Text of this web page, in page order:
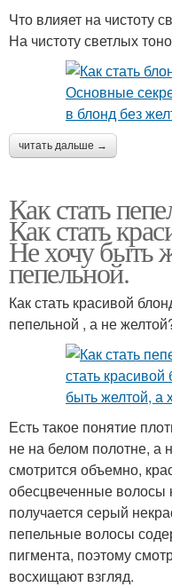
Что влияет на чистоту
На чистоту светлых
читать дальше →
Как стать
Как стать
Не хочу быть
пепельной.
Как стать красивой
пепельной , а не
Есть такое понятие
не на белом полотне, а
смотрится объемно,
обесцвеченные волосы
получается серый
пепельные волосы
пигмента, поэтому
восхищают взгляд.